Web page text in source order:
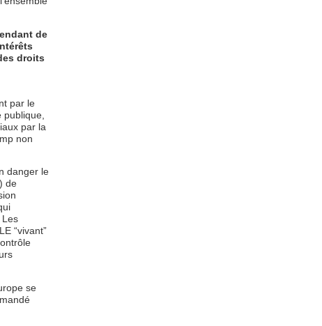
de
droits
par le
par la
non
danger le
de
Les
“vivant”
se